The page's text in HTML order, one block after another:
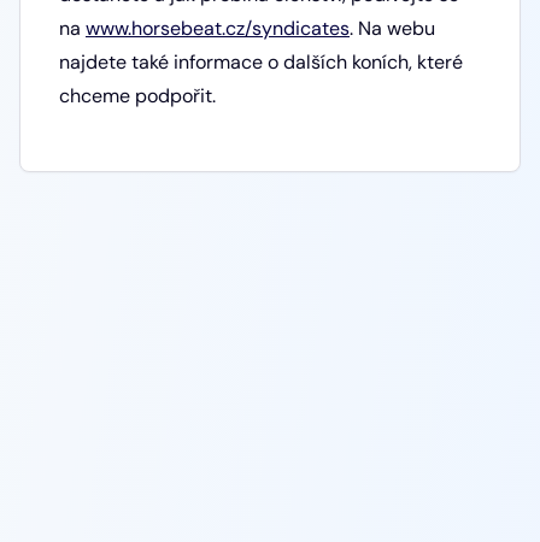
na www.horsebeat.cz/syndicates. Na webu
najdete také informace o dalších koních, které
chceme podpořit.